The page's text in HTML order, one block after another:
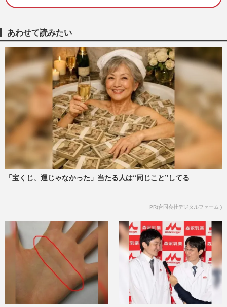
の表紙と中身はコチラ！
【NHK】受信料督促の不信感、スクラン
ブル化求める不満、伊藤沙莉主演朝ドラ
『虎に翼』が映画化
週刊女性PRIME 2026/3/5
伊藤沙莉、史上初の続投でNHK朝ドラ
『虎に翼』が映画化…背景には〈受信料が
減収の懐事情〉と若者世代への…
週刊女性2026年2月24日号
松山ケンイチ、NHK朝ドラ『虎に翼』以
2026/1/20
あわせて読みたい
「宝くじ、運じゃなかった」当たる人は“同じこと”してる
PR(合同会社デジタルファーム )